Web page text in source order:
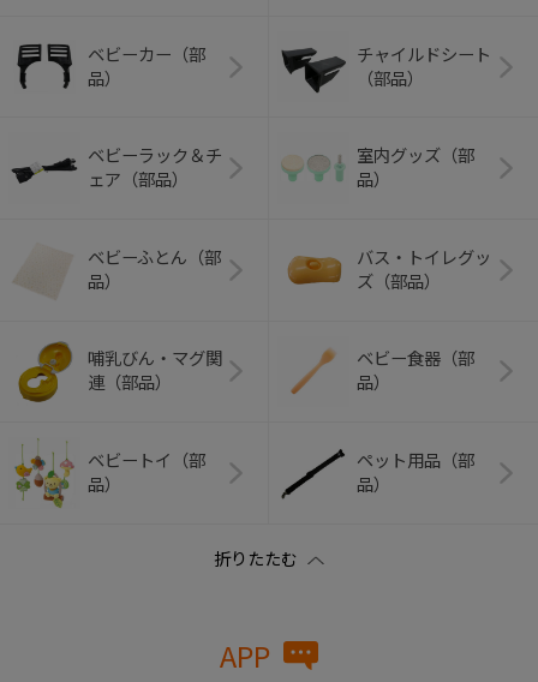
ベビーカー（部
品）
チャイルドシート
（部品）
ベビーラック＆チ
ェア（部品）
室内グッズ（部
品）
ベビーふとん（部
品）
バス・トイレグッ
ズ（部品）
哺乳びん・マグ関
連（部品）
ベビー食器（部
品）
ベビートイ（部
品）
ペット用品（部
品）
APP